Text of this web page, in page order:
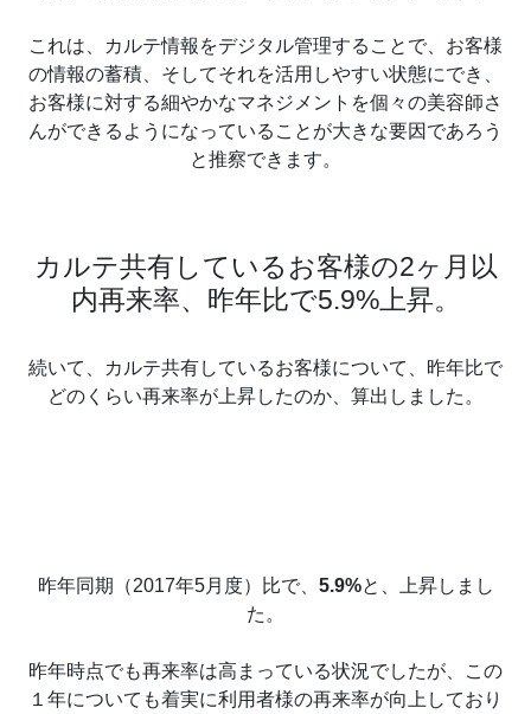
これは、カルテ情報をデジタル管理することで、お客様
の情報の蓄積、そしてそれを活用しやすい状態にでき、
お客様に対する細やかなマネジメントを個々の美容師さ
んができるようになっていることが大きな要因であろう
と推察できます。
カルテ共有しているお客様の2ヶ月以
内再来率、昨年比で5.9%上昇。
続いて、カルテ共有しているお客様について、昨年比で
どのくらい再来率が上昇したのか、算出しました。
昨年同期（2017年5月度）比で、 5.9%と、上昇しまし
た。
昨年時点でも再来率は高まっている状況でしたが、この
１年についても着実に利用者様の再来率が向上しており